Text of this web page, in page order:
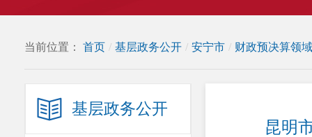
当前位置： 首页 / 基层政务公开 / 安宁市 / 财政预决算领域
基层政务公开
昆明